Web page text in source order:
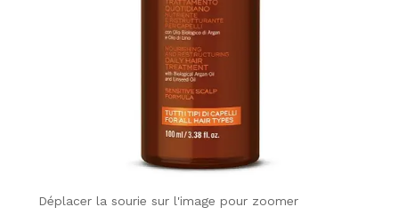
Déplacer la sourie sur l'image pour zoomer